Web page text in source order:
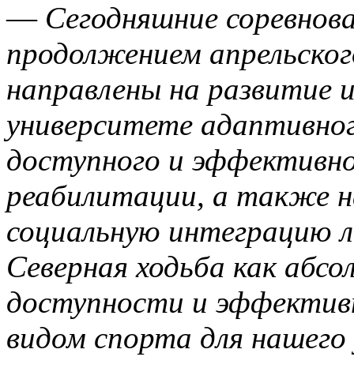
— Сегодняшние
продолжением
направлены на развитие
университете
доступного и
реабилитации, а также
социальную интеграцию
Северная ходьба как
доступности и
видом спорта для